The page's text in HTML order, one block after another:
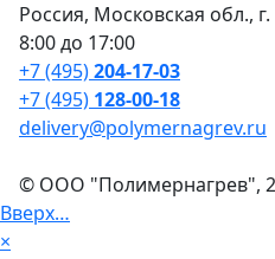
Россия, Московская обл.,
8:00 до 17:00
+7 (495)204-17-03
+7 (495) 128-00-18
delivery@polymernagrev.ru
© ООО "Полимернагрев",
Вверх…
×